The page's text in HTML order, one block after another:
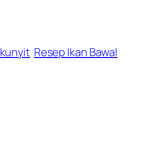
kunyit Resep Ikan Bawal